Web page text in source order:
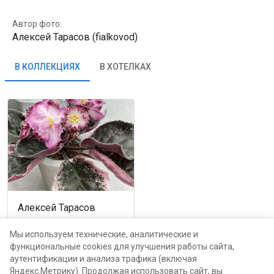
Автор фото:
Алексей Тарасов (fialkovod)
В КОЛЛЕКЦИЯХ В ХОТЕЛКАХ
Алексей Тарасов
Москва, проспект Мира,
116Б
каталог
Мы используем технические, аналитические и
функциональные cookies для улучшения работы сайта,
аутентификации и анализа трафика (включая
Яндекс.Метрику). Продолжая использовать сайт, вы